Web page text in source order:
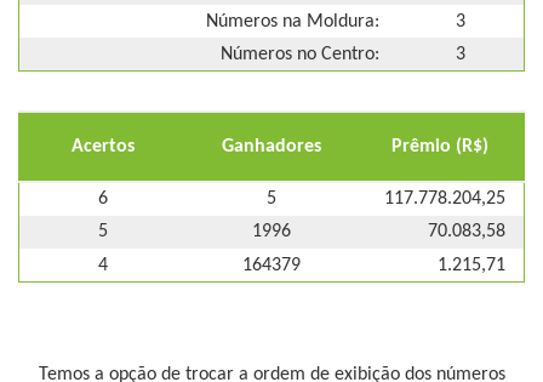
Números na Moldura:
3
Números no Centro:
3
Acertos Ganhadores Prêmio (R$)
6 5
117.778.204,25
5
1996
70.083,58
4
164379 1.215,71
Temos a opção de trocar a ordem de exibição dos números